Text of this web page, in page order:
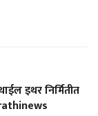
इथर निर्मितीत